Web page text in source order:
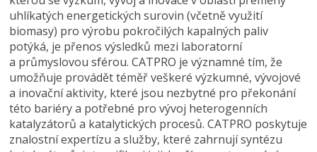
uhlíkatých energetických surovin (včetně využití
biomasy) pro výrobu pokročilých kapalných paliv
potýká, je přenos výsledků mezi laboratorní
a průmyslovou sférou. CATPRO je významné tím, že
umožňuje provádět téměř veškeré výzkumné, vývojové
a inovační aktivity, které jsou nezbytné pro překonání
této bariéry a potřebné pro vývoj heterogenních
katalyzátorů a katalytických procesů. CATPRO poskytuje
znalostní expertízu a služby, které zahrnují syntézu